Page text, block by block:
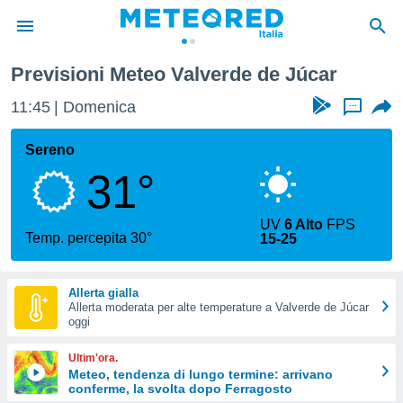
di
per
le
di
Web
le
Previsioni Meteo Valverde de Júcar
11:45 Domenica ...
Sereno
31°
Temp. percepita 30°
UV6 Alto FPS
15-25
Allerta gialla
Allerta moderata per alte temperature a Valverde de Júcar
oggi
Ultim'ora.
Meteo, tendenza di lungo termine: arrivano
conferme, la svolta dopo Ferragosto